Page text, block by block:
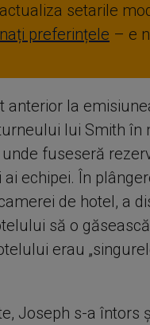
setarile
preferințele – e
la
lui Smith în
fuseseră
echipei. În
de hotel, a
să o
erau
Joseph s-a întors